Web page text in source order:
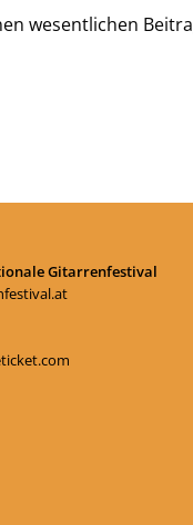
wesentlichen
Gitarrenfestival